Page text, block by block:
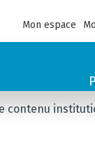
Mon espace
contenu